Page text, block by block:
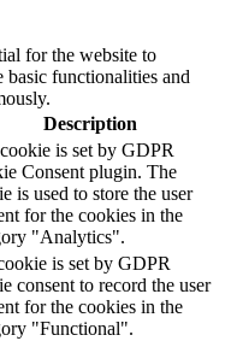
for the website to
basic functionalities and
Description
is set by GDPR
Consent plugin. The
is used to store the user
for the cookies in the
"Analytics".
is set by GDPR
consent to record the user
for the cookies in the
"Functional".